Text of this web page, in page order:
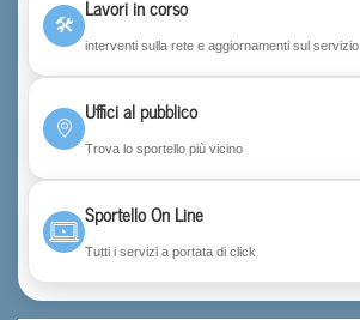
🛠
Lavori in corso
interventi sulla rete e aggiornamenti sul servizio
Uffici al pubblico
Trova lo sportello più vicino
Sportello On Line
Tutti i servizi a portata di click